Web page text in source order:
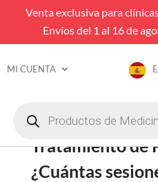
Venta exclusiva para
Envíos del 1 al 16 de
MI CUENTA
productos
Tratamiento de
¿Cuántas